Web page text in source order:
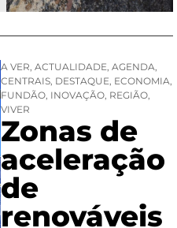
A VER, ACTUALIDADE, AGENDA,
CENTRAIS, DESTAQUE, ECONOMIA,
FUNDÃO, INOVAÇÃO, REGIÃO,
VIVER
Zonas de
aceleração
de
renováveis